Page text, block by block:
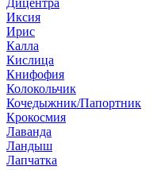
Дицентра
Иксия
Ирис
Калла
Кислица
Книфофия
Колокольчик
Кочедыжник/Папортник
Крокосмия
Лаванда
Ландыш
Лапчатка